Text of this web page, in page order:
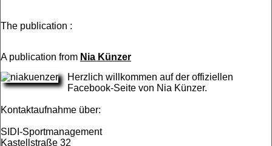
The publication :
A publication from Nia Künzer
Herzlich willkommen auf der offiziellen
Facebook-Seite von Nia Künzer.
Kontaktaufnahme über:
SIDI-Sportmanagement
Kastellstraße 32